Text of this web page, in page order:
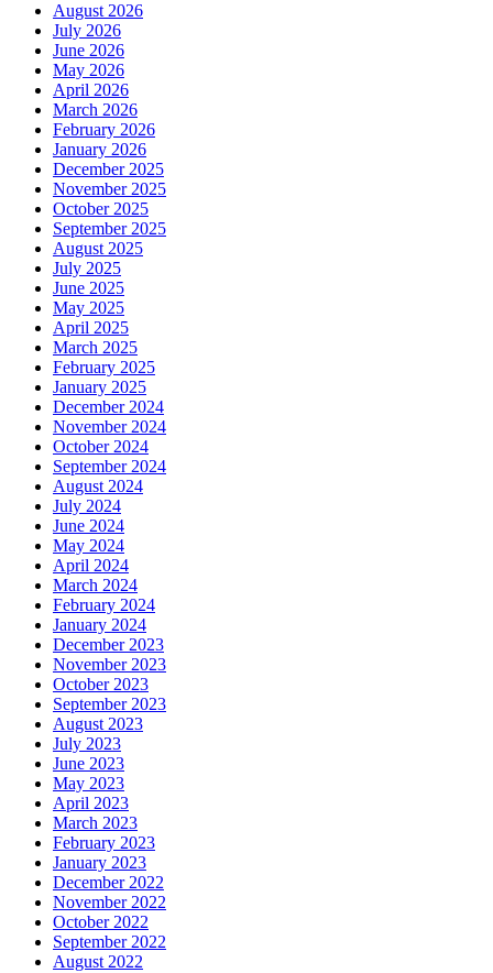
August 2026
July 2026
June 2026
May 2026
April 2026
March 2026
February 2026
January 2026
December 2025
November 2025
October 2025
September 2025
August 2025
July 2025
June 2025
May 2025
April 2025
March 2025
February 2025
January 2025
December 2024
November 2024
October 2024
September 2024
August 2024
July 2024
June 2024
May 2024
April 2024
March 2024
February 2024
January 2024
December 2023
November 2023
October 2023
September 2023
August 2023
July 2023
June 2023
May 2023
April 2023
March 2023
February 2023
January 2023
December 2022
November 2022
October 2022
September 2022
August 2022